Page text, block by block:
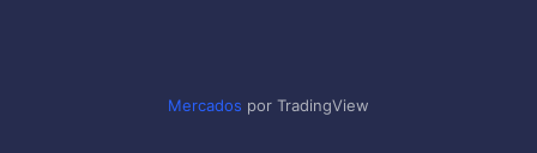
Mercados por TradingView